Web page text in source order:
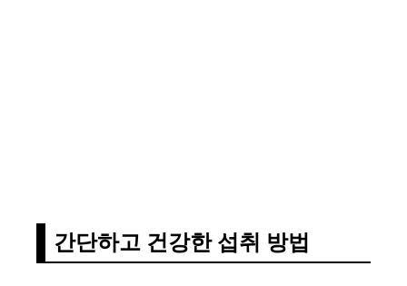
간단하고 건강한 섭취 방법